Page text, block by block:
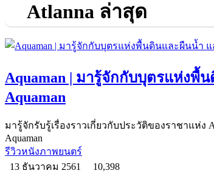
Atlanna ล่าสุด
Aquaman | มารู้จักกับบุตรแห่งพื้
Aquaman
มารู้จักรับรู้เรื่องราวเกี่ยวกับประวัติของราชาแห่ง
Aquaman
รีวิวหนังภาพยนตร์
13 ธันวาคม 2561
10,398